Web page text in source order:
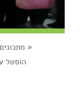
«
הוסטל